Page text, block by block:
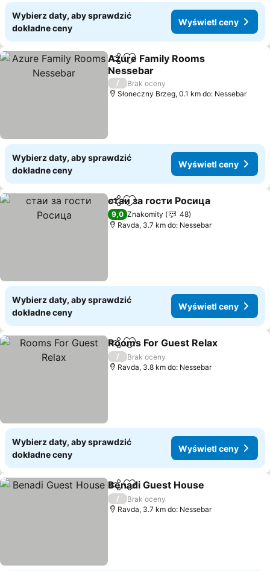
Wybierz daty, aby sprawdzić
dokładne ceny
Wyświetl ceny
Udostępnij
Dodaj do ulubionych
Azure Family Rooms
Nessebar
/
Brak oceny
Słoneczny Brzeg, 0.1 km do: Nessebar
Wybierz daty, aby sprawdzić
dokładne ceny
Wyświetl ceny
Udostępnij
Dodaj do ulubionych
стаи за гости Росица
9,0 Znakomity
48
Ravda, 3.7 km do: Nessebar
Wybierz daty, aby sprawdzić
dokładne ceny
Wyświetl ceny
Udostępnij
Dodaj do ulubionych
Rooms For Guest Relax
/
Brak oceny
Ravda, 3.8 km do: Nessebar
Wybierz daty, aby sprawdzić
dokładne ceny
Wyświetl ceny
Udostępnij
Dodaj do ulubionych
Benadi Guest House
/
Brak oceny
Ravda, 3.7 km do: Nessebar